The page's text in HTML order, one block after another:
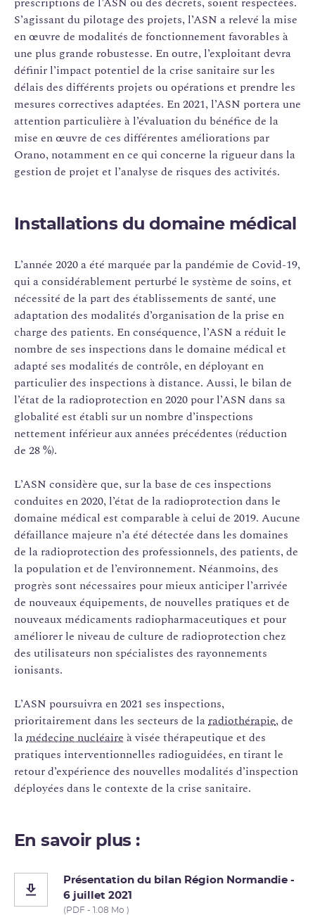
S’agissant du pilotage des projets, l’ASN a relevé la mise
en œuvre de modalités de fonctionnement favorables à
une plus grande robustesse. En outre, l’exploitant devra
définir l’impact potentiel de la crise sanitaire sur les
délais des différents projets ou opérations et prendre les
mesures correctives adaptées. En 2021, l’ASN portera une
attention particulière à l’évaluation du bénéfice de la
mise en œuvre de ces différentes améliorations par
Orano, notamment en ce qui concerne la rigueur dans la
gestion de projet et l’analyse de risques des activités.
Installations du domaine médical
L’année 2020 a été marquée par la pandémie de Covid-19,
qui a considérablement perturbé le système de soins, et
nécessité de la part des établissements de santé, une
adaptation des modalités d’organisation de la prise en
charge des patients. En conséquence, l’ASN a réduit le
nombre de ses inspections dans le domaine médical et
adapté ses modalités de contrôle, en déployant en
particulier des inspections à distance. Aussi, le bilan de
l’état de la radioprotection en 2020 pour l’ASN dans sa
globalité est établi sur un nombre d’inspections
nettement inférieur aux années précédentes (réduction
de 28 %).
L’ASN considère que, sur la base de ces inspections
conduites en 2020, l’état de la radioprotection dans le
domaine médical est comparable à celui de 2019. Aucune
défaillance majeure n’a été détectée dans les domaines
de la radioprotection des professionnels, des patients, de
la population et de l’environnement. Néanmoins, des
progrès sont nécessaires pour mieux anticiper l’arrivée
de nouveaux équipements, de nouvelles pratiques et de
nouveaux médicaments radiopharmaceutiques et pour
améliorer le niveau de culture de radioprotection chez
des utilisateurs non spécialistes des rayonnements
ionisants.
L’ASN poursuivra en 2021 ses inspections,
prioritairement dans les secteurs de laradiothérapie, de
lamédecine nucléaire à visée thérapeutique et des
pratiques interventionnelles radioguidées, en tirant le
retour d’expérience des nouvelles modalités d’inspection
déployées dans le contexte de la crise sanitaire.
En savoir plus :
Présentation du bilan Région Normandie -
6 juillet 2021
(PDF - 1.08 Mo )